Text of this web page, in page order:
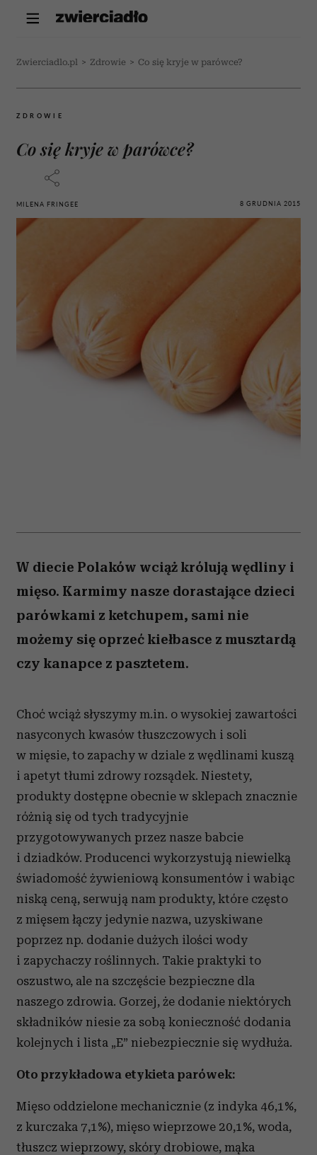
Zwierciadlo.pl > Zdrowie > Co się kryje w parówce?
ZDROWIE
Co się kryje w parówce?
MILENA FRINGEE 8 GRUDNIA 2015
W diecie Polaków wciąż królują wędliny i
mięso. Karmimy nasze dorastające dzieci
parówkami z ketchupem, sami nie
możemy się oprzeć kiełbasce z musztardą
czy kanapce z pasztetem.
Choć wciąż słyszymy m.in. o wysokiej zawartości
nasyconych kwasów tłuszczowych i soli
w mięsie, to zapachy w dziale z wędlinami kuszą
i apetyt tłumi zdrowy rozsądek. Niestety,
produkty dostępne obecnie w sklepach znacznie
różnią się od tych tradycyjnie
przygotowywanych przez nasze babcie
i dziadków. Producenci wykorzystują niewielką
świadomość żywieniową konsumentów i wabiąc
niską ceną, serwują nam produkty, które często
z mięsem łączy jedynie nazwa, uzyskiwane
poprzez np. dodanie dużych ilości wody
i zapychaczy roślinnych. Takie praktyki to
oszustwo, ale na szczęście bezpieczne dla
naszego zdrowia. Gorzej, że dodanie niektórych
składników niesie za sobą konieczność dodania
kolejnych i lista „E” niebezpiecznie się wydłuża.
Oto przykładowa etykieta parówek:
Mięso oddzielone mechanicznie (z indyka 46,1%,
z kurczaka 7,1%), mięso wieprzowe 20,1%, woda,
tłuszcz wieprzowy, skóry drobiowe, mąka